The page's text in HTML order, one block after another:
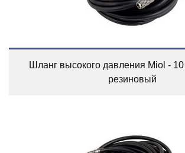
Шланг высокого давления Miol -
резиновый